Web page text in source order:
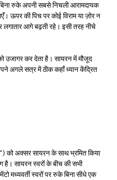
रुके अपनी सबसे निचली आरामदायक
ऊपर की पिच पर कोई विराम या ज़ोर न
लगातार आगे बढ़ती रहे। इसी तरह नीचे
उजागर कर देता है। सायरन में मौजूद
अगले सत्र में ठीक कहाँ ध्यान केंद्रित
को अक्सर सायरन के साथ भ्रमित किया
है। सायरन स्वरों के बीच की सभी
मध्यवर्ती स्वरों पर रुके बिना सीधे एक